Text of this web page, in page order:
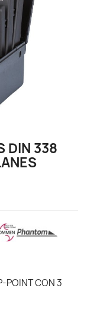
DIN 338
POINT CON 3